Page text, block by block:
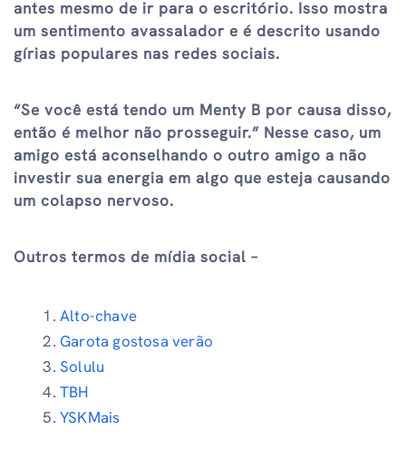
antes mesmo de ir para o escritório. Isso mostra
um sentimento avassalador e é descrito usando
gírias populares nas redes sociais.
“Se você está tendo um Menty B por causa disso,
então é melhor não prosseguir.” Nesse caso, um
amigo está aconselhando o outro amigo a não
investir sua energia em algo que esteja causando
um colapso nervoso.
Outros termos de mídia social –
Alto-chave
Garota gostosa verão
Solulu
TBH
YSKMais